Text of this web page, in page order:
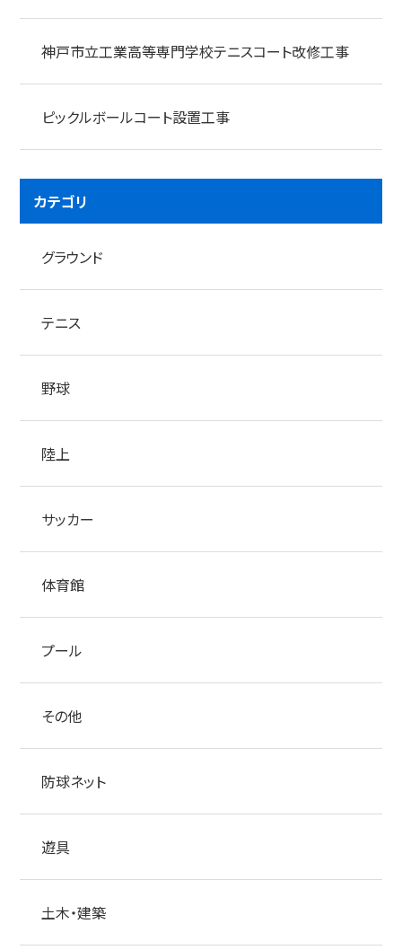
神戸市立工業高等専門学校テニスコート改修工事
ピックルボールコート設置工事
カテゴリ
グラウンド
テニス
野球
陸上
サッカー
体育館
プール
その他
防球ネット
遊具
土木・建築